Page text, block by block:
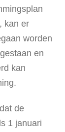
kan er
worden
en
kan
de
1 januari